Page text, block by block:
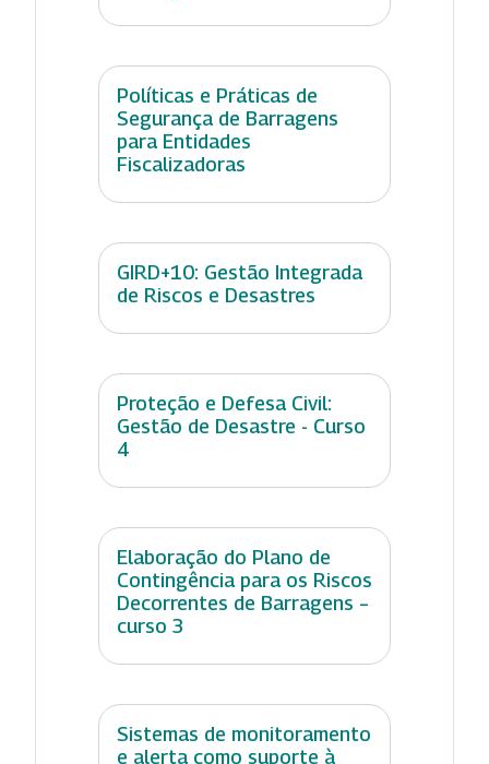
Políticas e Práticas de
Segurança de Barragens
para Entidades
Fiscalizadoras
GIRD+10: Gestão Integrada
de Riscos e Desastres
Proteção e Defesa Civil:
Gestão de Desastre - Curso
4
Elaboração do Plano de
Contingência para os Riscos
Decorrentes de Barragens –
curso 3
Sistemas de monitoramento
e alerta como suporte à